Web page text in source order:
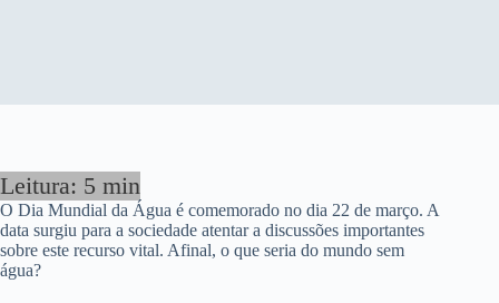
O Dia Mundial da Água é comemorado no dia 22 de março. A
data surgiu para a sociedade atentar a discussões importantes
sobre este recurso vital. Afinal, o que seria do mundo sem
água?